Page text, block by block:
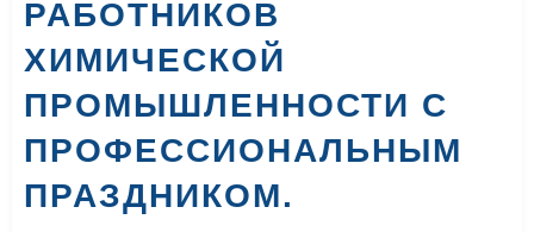
РАБОТНИКОВ
ХИМИЧЕСКОЙ
ПРОМЫШЛЕННОСТИ С
ПРОФЕССИОНАЛЬНЫМ
ПРАЗДНИКОМ.